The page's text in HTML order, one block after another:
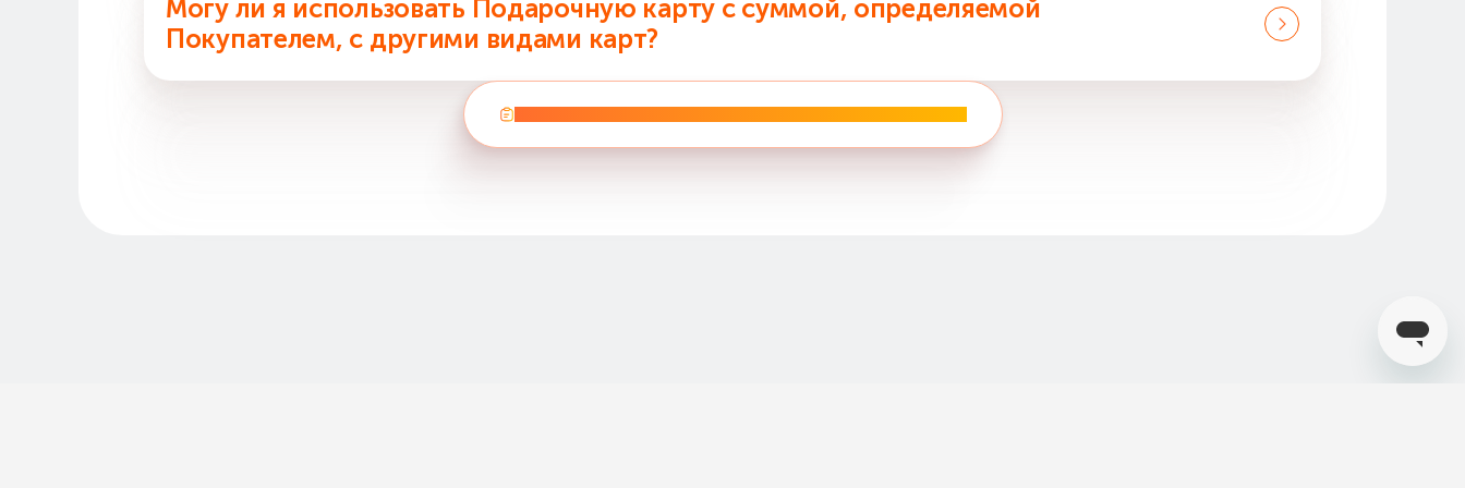
Могу ли я использовать Подарочную карту с суммой, определяемой
Покупателем, с другими видами карт?
Подарочную карту с суммой, определяемой Покупателем, можно совмещать с Подарочной картой с указанной на
ней суммой. С Электронной Подарочной картой совмещать нельзя.
Правила использования подарочного сертификата